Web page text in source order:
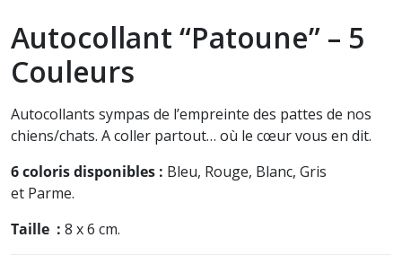
Autocollant “Patoune” – 5
Couleurs
Autocollants sympas de l’empreinte des pattes de nos
chiens/chats. A coller partout… où le cœur vous en dit.
6 coloris disponibles : Bleu, Rouge, Blanc, Gris
et Parme.
Taille : 8 x 6 cm.